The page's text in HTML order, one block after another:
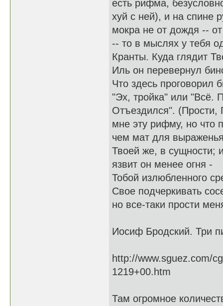
есть рифма,
хуй с ней), и на спине
мокра не от дождя --
-- то в мыслях у тебя
Кранты. Куда глядит
Иль он перевернул
Что здесь проговорил
"Эх, тройка" или "Всё.
Отъездился". (Прости,
мне эту рифму, но что
чем мат для
Твоей же, в сущности;
язвит он менее огня -
Тобой излюбленного
Свое подчеркивать
но все-таки прости
Иосиф Бродский. Три
http://www.sguez.com/
1219+00.htm
Там огромное